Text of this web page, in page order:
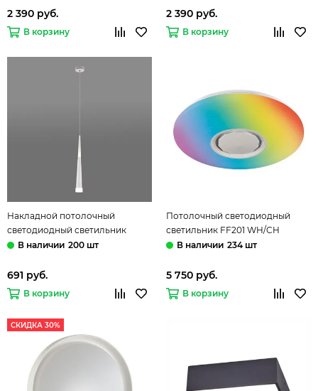
2 390 руб.
В корзину
2 390 руб.
В корзину
Накладной потолочный
светодиодный светильник
DLR038 7+1W 4200K белый
200 шт
691 руб.
В корзину
Потолочный светодиодный
светильник FF201 WH/CH
белый/хром 72W D495*85 (ПДУ
234 шт
5 750 руб.
В корзину
СКИДКА 30%